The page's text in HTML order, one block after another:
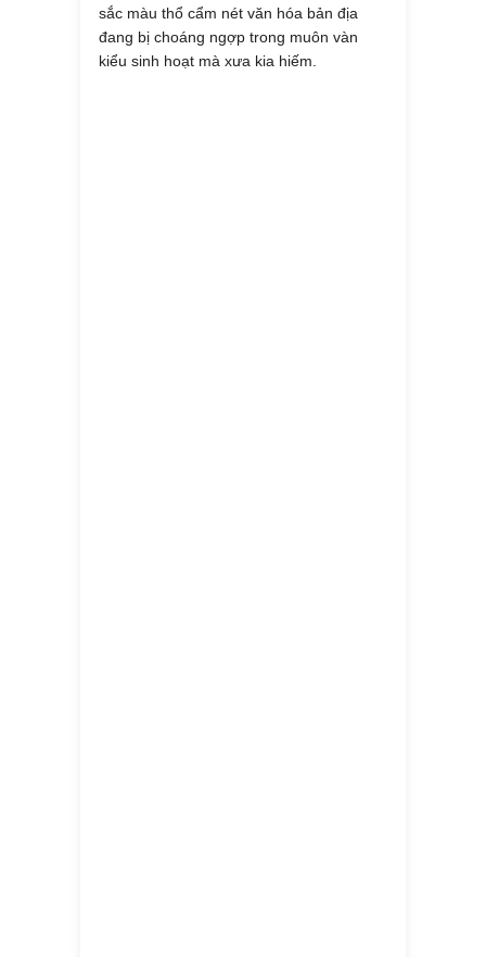
sắc màu thổ cẩm nét văn hóa bản địa
đang bị choáng ngợp trong muôn vàn
kiểu sinh hoạt mà xưa kia hiếm.